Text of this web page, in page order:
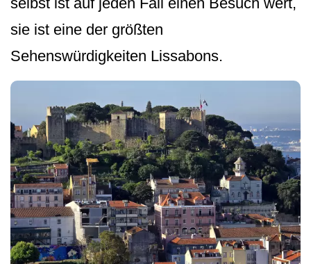
sie ist eine der größten
Sehenswürdigkeiten Lissabons.